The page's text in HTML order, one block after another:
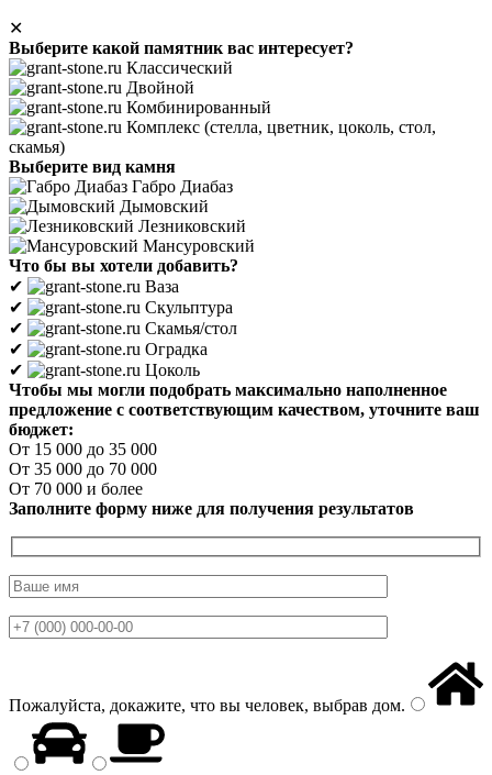
✕
Выберите какой памятник вас интересует?
Классический
Двойной
Комбинированный
Комплекс (стелла, цветник, цоколь, стол,
скамья)
Выберите вид камня
Габро Диабаз
Дымовский
Лезниковский
Мансуровский
Что бы вы хотели добавить?
✔
Ваза
✔
Скульптура
✔
Скамья/стол
✔
Оградка
✔
Цоколь
Чтобы мы могли подобрать максимально наполненное
предложение с соответствующим качеством, уточните ваш
бюджет:
От 15 000 до 35 000
От 35 000 до 70 000
От 70 000 и более
Заполните форму ниже для получения результатов
Пожалуйста, докажите, что вы человек, выбрав дом.